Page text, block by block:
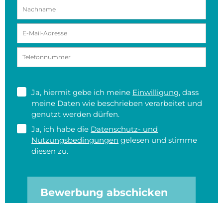
Ja, hiermit gebe ich meine Einwilligung, dass
meine Daten wie beschrieben verarbeitet und
genutzt werden dürfen.
Ja, ich habe die Datenschutz- und
Nutzungsbedingungen gelesen und stimme
diesen zu.
Bewerbung abschicken